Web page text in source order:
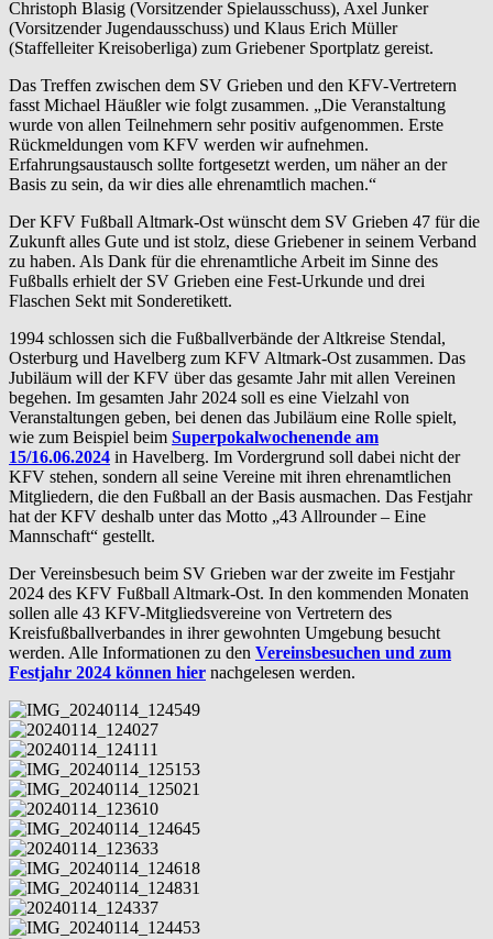
Christoph Blasig (Vorsitzender Spielausschuss), Axel Junker
(Vorsitzender Jugendausschuss) und Klaus Erich Müller
(Staffelleiter Kreisoberliga) zum Griebener Sportplatz gereist.
Das Treffen zwischen dem SV Grieben und den KFV-Vertretern
fasst Michael Häußler wie folgt zusammen. „Die Veranstaltung
wurde von allen Teilnehmern sehr positiv aufgenommen. Erste
Rückmeldungen vom KFV werden wir aufnehmen.
Erfahrungsaustausch sollte fortgesetzt werden, um näher an der
Basis zu sein, da wir dies alle ehrenamtlich machen.“
Der KFV Fußball Altmark-Ost wünscht dem SV Grieben 47 für die
Zukunft alles Gute und ist stolz, diese Griebener in seinem Verband
zu haben. Als Dank für die ehrenamtliche Arbeit im Sinne des
Fußballs erhielt der SV Grieben eine Fest-Urkunde und drei
Flaschen Sekt mit Sonderetikett.
1994 schlossen sich die Fußballverbände der Altkreise Stendal,
Osterburg und Havelberg zum KFV Altmark-Ost zusammen. Das
Jubiläum will der KFV über das gesamte Jahr mit allen Vereinen
begehen. Im gesamten Jahr 2024 soll es eine Vielzahl von
Veranstaltungen geben, bei denen das Jubiläum eine Rolle spielt,
wie zum Beispiel beim Superpokalwochenende am
15/16.06.2024 in Havelberg. Im Vordergrund soll dabei nicht der
KFV stehen, sondern all seine Vereine mit ihren ehrenamtlichen
Mitgliedern, die den Fußball an der Basis ausmachen. Das Festjahr
hat der KFV deshalb unter das Motto „43 Allrounder – Eine
Mannschaft“ gestellt.
Der Vereinsbesuch beim SV Grieben war der zweite im Festjahr
2024 des KFV Fußball Altmark-Ost. In den kommenden Monaten
sollen alle 43 KFV-Mitgliedsvereine von Vertretern des
Kreisfußballverbandes in ihrer gewohnten Umgebung besucht
werden. Alle Informationen zu den Vereinsbesuchen und zum
Festjahr 2024 können hier nachgelesen werden.